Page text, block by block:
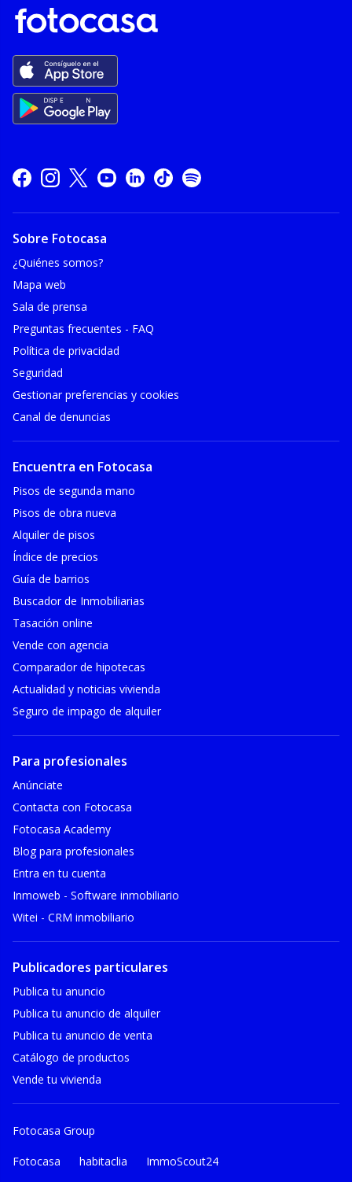
Sobre Fotocasa
¿Quiénes somos?
Mapa web
Sala de prensa
Preguntas frecuentes - FAQ
Política de privacidad
Seguridad
Gestionar preferencias y cookies
Canal de denuncias
Encuentra en Fotocasa
Pisos de segunda mano
Pisos de obra nueva
Alquiler de pisos
Índice de precios
Guía de barrios
Buscador de Inmobiliarias
Tasación online
Vende con agencia
Comparador de hipotecas
Actualidad y noticias vivienda
Seguro de impago de alquiler
Para profesionales
Anúnciate
Contacta con Fotocasa
Fotocasa Academy
Blog para profesionales
Entra en tu cuenta
Inmoweb - Software inmobiliario
Witei - CRM inmobiliario
Publicadores particulares
Publica tu anuncio
Publica tu anuncio de alquiler
Publica tu anuncio de venta
Catálogo de productos
Vende tu vivienda
Fotocasa Group
Fotocasa habitaclia ImmoScout24